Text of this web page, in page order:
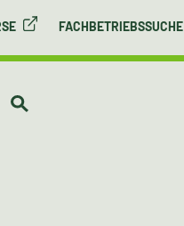
FACHBETRIEBSSUCHE